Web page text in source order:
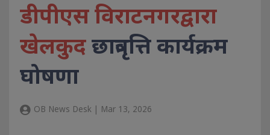
डीपीएस विराटनगरद्वारा
खेलकुदछात्रवृत्ति कार्यक्रम
घोषणा
OB News Desk | Mar 13, 2026